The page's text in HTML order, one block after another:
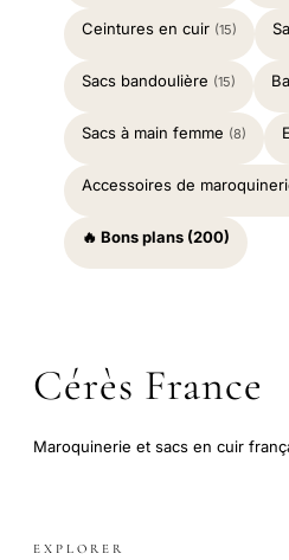
Ceintures en cuir (15)
Sacs bandoulière (15)
Sacs à main femme (8)
Accessoires de
🔥 Bons plans (200)
Cérès France
Maroquinerie et sacs en cuir
EXPLORER